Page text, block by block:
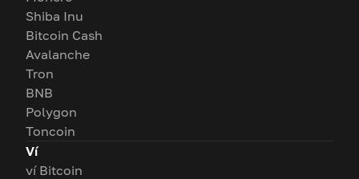
Shiba Inu
Bitcoin Cash
Avalanche
Tron
BNB
Polygon
Toncoin
Ví
ví Bitcoin